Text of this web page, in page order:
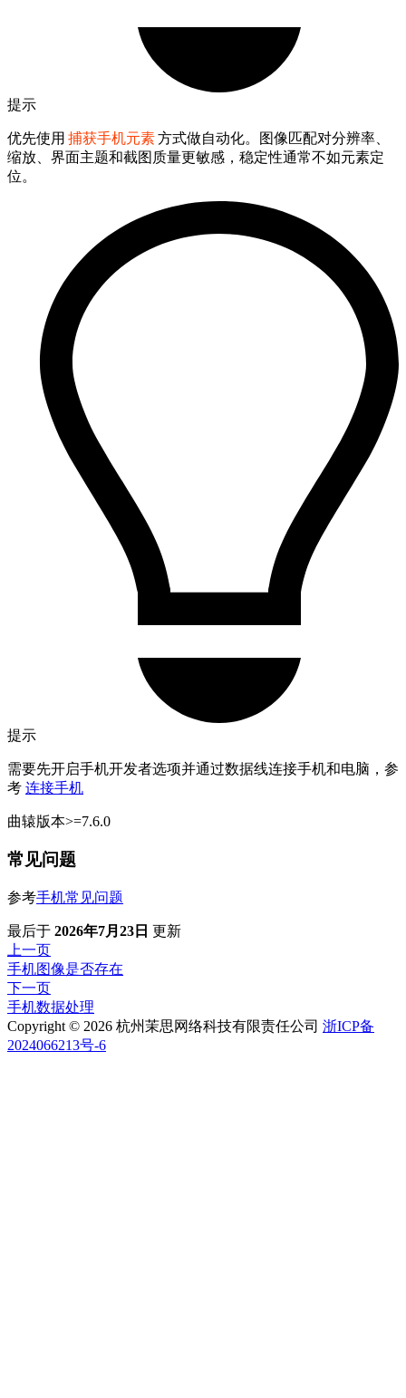
提示
优先使用 捕获手机元素方式做自动化。图像匹配对分辨率、
缩放、界面主题和截图质量更敏感，稳定性通常不如元素定
位。
提示
需要先开启手机开发者选项并通过数据线连接手机和电脑，参
考 连接手机
曲辕版本>=7.6.0
常见问题
参考手机常见问题
最后于 2026年7月23日 更新
上一页
手机图像是否存在
下一页
手机数据处理
Copyright © 2026 杭州茉思网络科技有限责任公司 浙ICP备
2024066213号-6